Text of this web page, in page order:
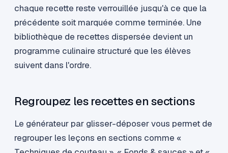
chaque recette reste verrouillée jusqu'à ce que la
précédente soit marquée comme terminée. Une
bibliothèque de recettes dispersée devient un
programme culinaire structuré que les élèves
suivent dans l'ordre.
Regroupez les recettes en sections
Le générateur par glisser-déposer vous permet de
regrouper les leçons en sections comme «